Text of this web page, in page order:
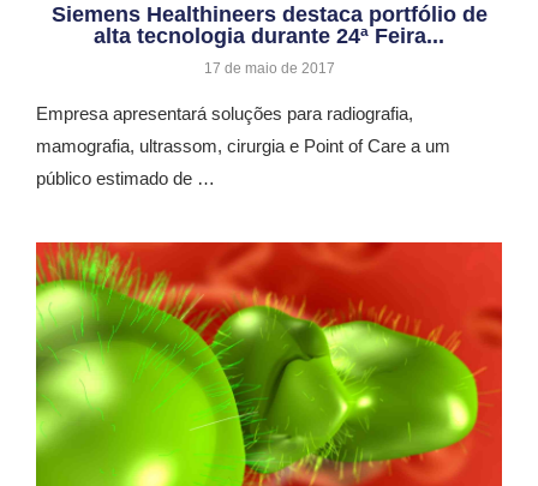
Siemens Healthineers destaca portfólio de
alta tecnologia durante 24ª Feira...
17 de maio de 2017
Empresa apresentará soluções para radiografia,
mamografia, ultrassom, cirurgia e Point of Care a um
público estimado de …